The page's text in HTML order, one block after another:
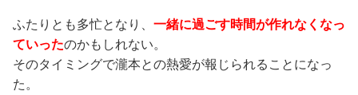
ふたりとも多忙となり、 一緒に過ごす時間が作れなくなっ
ていったのかもしれない。
そのタイミングで瀧本との熱愛が報じられることになっ
た。